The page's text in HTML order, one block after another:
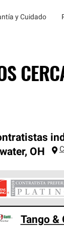
y Cuidado
, OH
con
Tango &